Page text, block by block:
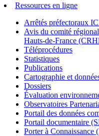
Ressources en ligne
Arrêtés préfectoraux
Avis du comité
Hauts-de-France
Téléprocédures
Statistiques
Publications
Cartographie et
Dossiers
Évaluation
Observatoires
Portail des données
Portail documentaire
Porter à Connaissance